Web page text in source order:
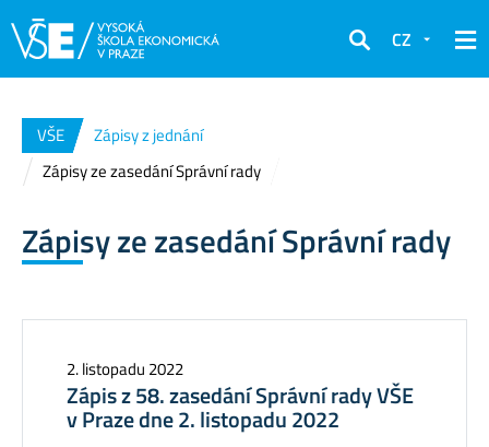
Hledat
CZ
VŠE
Zápisy z jednání
Zápisy ze zasedání Správní rady
Zápisy ze zasedání Správní rady
2. listopadu 2022
Zápis z 58. zasedání Správní rady VŠE
v Praze dne 2. listopadu 2022